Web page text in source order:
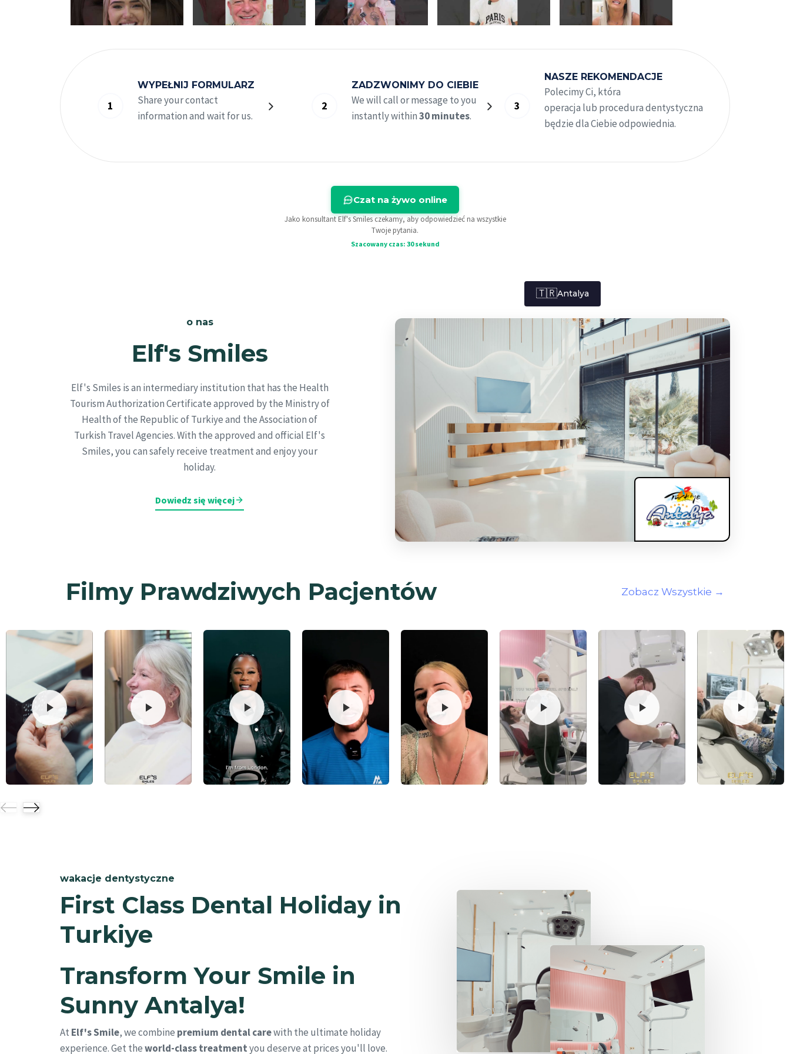
FROM ENGLAND
WYPEŁNIJ FORMULARZ
Share your contact
information and wait for us.
ZADZWONIMY DO CIEBIE
We will call or message to you
instantly within30 minutes.
NASZE REKOMENDACJE
Polecimy Ci, która
operacja lub procedura dentystyczna
będzie dla Ciebie odpowiednia.
Czat na żywo online
Jako konsultant Elf's Smiles czekamy, aby odpowiedzieć na wszystkie
Twoje pytania.
Szacowany czas: 30 sekund
o nas
Elf's Smiles
Elf's Smiles is an intermediary institution that has the Health
Tourism Authorization Certificate approved by the Ministry of
Health of the Republic of Turkiye and the Association of
Turkish Travel Agencies. With the approved and official Elf's
Smiles, you can safely receive treatment and enjoy your
holiday.
Dowiedz się więcej
🇹🇷Antalya
Filmy Prawdziwych Pacjentów Zobacz Wszystkie →
wakacje dentystyczne
First Class Dental Holiday in
Turkiye
Transform Your Smile in
Sunny Antalya!
At Elf's Smile, we combine premium dental carewith the ultimate holiday
experience. Get theworld-class treatmentyou deserve at prices you'll love.